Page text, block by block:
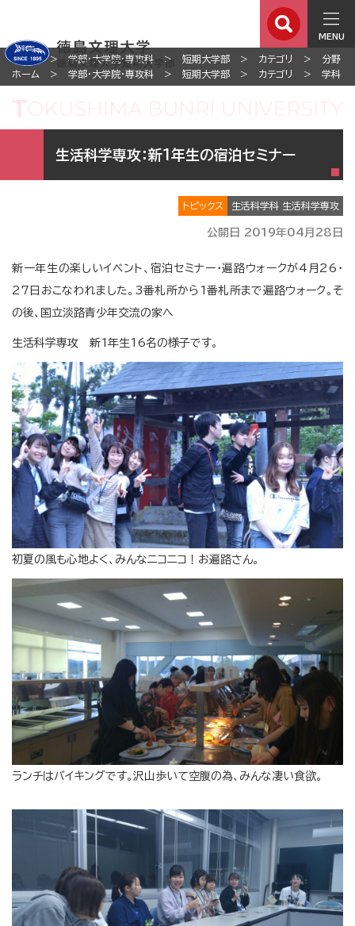
MENU
ホーム 学部・大学院・専攻科 短期大学部 カテゴリ
分野
ホーム
学部・大学院・専攻科 短期大学部 カテゴリ 学科
生活科学専攻：新1年生の宿泊セミナー
トピックス 生活科学科 生活科学専攻
公開日 2019年04月28日
新一年生の楽しいイベント、宿泊セミナー・遍路ウォークが4月26・
27日おこなわれました。3番札所から1番札所まで遍路ウォーク。そ
の後、国立淡路青少年交流の家へ
生活科学専攻 新1年生16名の様子です。
初夏の風も心地よく、みんなニコニコ！お遍路さん。
ランチはバイキングです。沢山歩いて空腹の為、みんな凄い食欲。